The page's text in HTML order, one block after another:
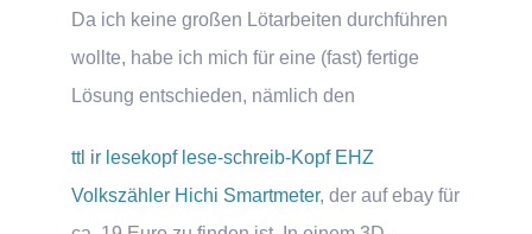
Da ich keine großen Lötarbeiten durchführen
wollte, habe ich mich für eine (fast) fertige
Lösung entschieden, nämlich den
ttl ir lesekopf lese-schreib-Kopf EHZ
Volkszähler Hichi Smartmeter, der auf ebay für